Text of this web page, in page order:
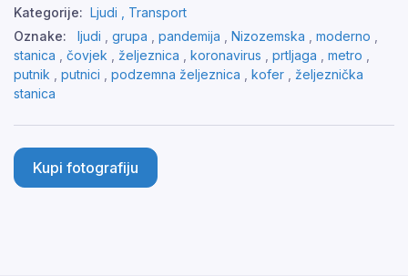
Kategorije: Ljudi , Transport
Oznake:
ljudi grupa pandemija Nizozemska moderno
stanica
čovjek željeznica koronavirus prtljaga metro
putnik
putnici podzemna željeznica kofer
željeznička
stanica
Kupi fotografiju